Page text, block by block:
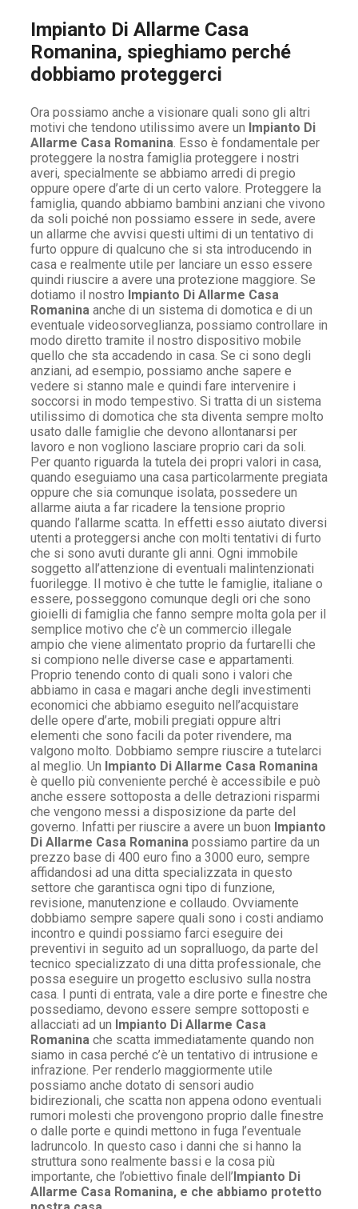
Impianto Di Allarme Casa
Romanina, spieghiamo perché
dobbiamo proteggerci
Ora possiamo anche a visionare quali sono gli altri
motivi che tendono utilissimo avere un Impianto Di
Allarme Casa Romanina . Esso è fondamentale per
proteggere la nostra famiglia proteggere i nostri
averi, specialmente se abbiamo arredi di pregio
oppure opere d’arte di un certo valore. Proteggere la
famiglia, quando abbiamo bambini anziani che vivono
da soli poiché non possiamo essere in sede, avere
un allarme che avvisi questi ultimi di un tentativo di
furto oppure di qualcuno che si sta introducendo in
casa e realmente utile per lanciare un esso essere
quindi riuscire a avere una protezione maggiore. Se
dotiamo il nostro Impianto Di Allarme Casa
Romanina anche di un sistema di domotica e di un
eventuale videosorveglianza, possiamo controllare in
modo diretto tramite il nostro dispositivo mobile
quello che sta accadendo in casa. Se ci sono degli
anziani, ad esempio, possiamo anche sapere e
vedere si stanno male e quindi fare intervenire i
soccorsi in modo tempestivo. Si tratta di un sistema
utilissimo di domotica che sta diventa sempre molto
usato dalle famiglie che devono allontanarsi per
lavoro e non vogliono lasciare proprio cari da soli.
Per quanto riguarda la tutela dei propri valori in casa,
quando eseguiamo una casa particolarmente pregiata
oppure che sia comunque isolata, possedere un
allarme aiuta a far ricadere la tensione proprio
quando l’allarme scatta. In effetti esso aiutato diversi
utenti a proteggersi anche con molti tentativi di furto
che si sono avuti durante gli anni. Ogni immobile
soggetto all’attenzione di eventuali malintenzionati
fuorilegge. Il motivo è che tutte le famiglie, italiane o
essere, posseggono comunque degli ori che sono
gioielli di famiglia che fanno sempre molta gola per il
semplice motivo che c’è un commercio illegale
ampio che viene alimentato proprio da furtarelli che
si compiono nelle diverse case e appartamenti.
Proprio tenendo conto di quali sono i valori che
abbiamo in casa e magari anche degli investimenti
economici che abbiamo eseguito nell’acquistare
delle opere d’arte, mobili pregiati oppure altri
elementi che sono facili da poter rivendere, ma
valgono molto. Dobbiamo sempre riuscire a tutelarci
al meglio. Un Impianto Di Allarme Casa Romanina
è quello più conveniente perché è accessibile e può
anche essere sottoposta a delle detrazioni risparmi
che vengono messi a disposizione da parte del
governo. Infatti per riuscire a avere un buon Impianto
Di Allarme Casa Romanina possiamo partire da un
prezzo base di 400 euro fino a 3000 euro, sempre
affidandosi ad una ditta specializzata in questo
settore che garantisca ogni tipo di funzione,
revisione, manutenzione e collaudo. Ovviamente
dobbiamo sempre sapere quali sono i costi andiamo
incontro e quindi possiamo farci eseguire dei
preventivi in seguito ad un sopralluogo, da parte del
tecnico specializzato di una ditta professionale, che
possa eseguire un progetto esclusivo sulla nostra
casa. I punti di entrata, vale a dire porte e finestre che
possediamo, devono essere sempre sottoposti e
allacciati ad un Impianto Di Allarme Casa
Romanina che scatta immediatamente quando non
siamo in casa perché c’è un tentativo di intrusione e
infrazione. Per renderlo maggiormente utile
possiamo anche dotato di sensori audio
bidirezionali, che scatta non appena odono eventuali
rumori molesti che provengono proprio dalle finestre
o dalle porte e quindi mettono in fuga l’eventuale
ladruncolo. In questo caso i danni che si hanno la
struttura sono realmente bassi e la cosa più
importante, che l’obiettivo finale dell’Impianto Di
Allarme Casa Romanina, e che abbiamo protetto